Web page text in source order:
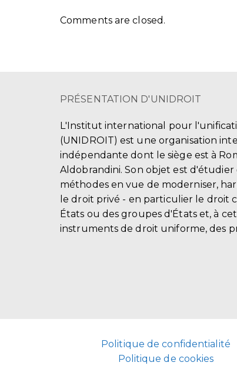
Comments are closed.
PRÉSENTATION D'UNIDROIT
L'Institut international pour
(UNIDROIT) est une organisation
indépendante dont le siège est à
Aldobrandini. Son objet est d'étudier
méthodes en vue de moderniser,
le droit privé - en particulier le droit
États ou des groupes d'États et, à
instruments de droit uniforme, des
Politique de confidentialité
Politique de cookies